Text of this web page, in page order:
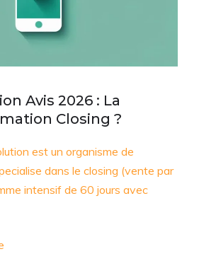
Avis 2026 : La
Closing ?
est un organisme de
dans le closing (vente par
intensif de 60 jours avec